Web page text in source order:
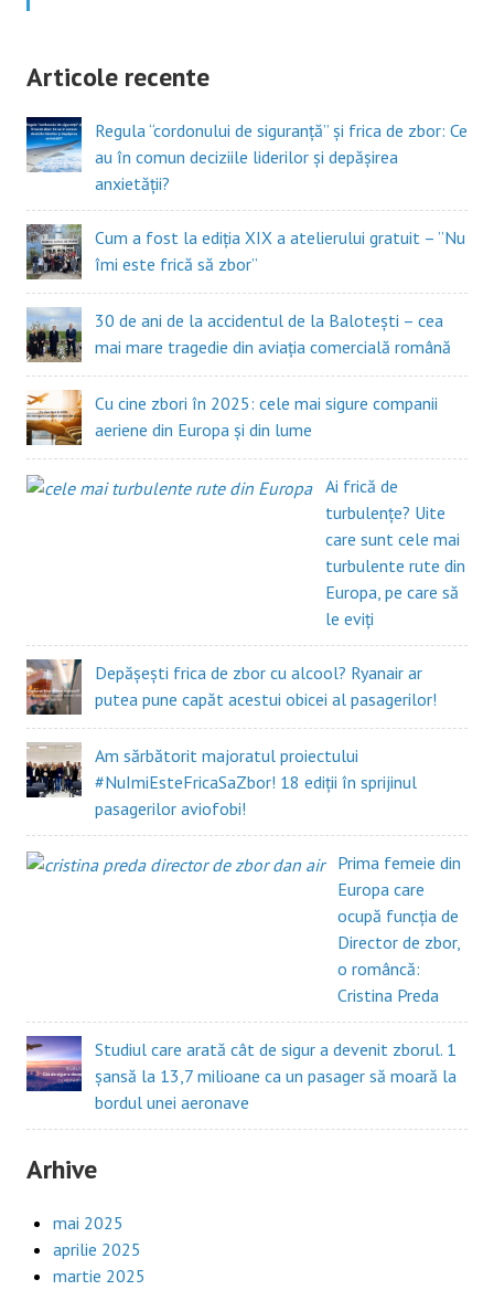
Articole recente
Regula “cordonului de siguranță” și frica de zbor: Ce
au în comun deciziile liderilor și depășirea
anxietății?
Cum a fost la ediția XIX a atelierului gratuit – ”Nu
îmi este frică să zbor”
30 de ani de la accidentul de la Balotești – cea
mai mare tragedie din aviația comercială română
Cu cine zbori în 2025: cele mai sigure companii
aeriene din Europa și din lume
Ai frică de
turbulențe? Uite
care sunt cele mai
turbulente rute din
Europa, pe care să
le eviți
Depășești frica de zbor cu alcool? Ryanair ar
putea pune capăt acestui obicei al pasagerilor!
Am sărbătorit majoratul proiectului
#NuImiEsteFricaSaZbor! 18 ediții în sprijinul
pasagerilor aviofobi!
Prima femeie din
Europa care
ocupă funcția de
Director de zbor,
o româncă:
Cristina Preda
Studiul care arată cât de sigur a devenit zborul. 1
șansă la 13,7 milioane ca un pasager să moară la
bordul unei aeronave
Arhive
mai 2025
aprilie 2025
martie 2025